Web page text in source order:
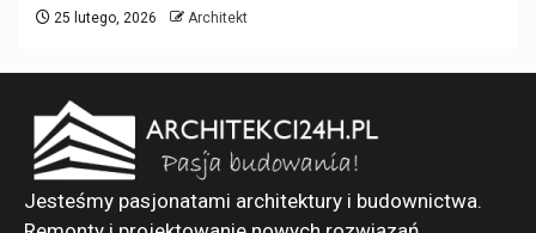
25 lutego, 2026 Architekt
Jesteśmy pasjonatami architektury i budownictwa.